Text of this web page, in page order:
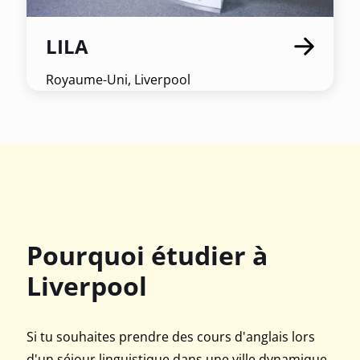
LILA
Royaume-Uni, Liverpool
Pourquoi étudier à
Liverpool
Si tu souhaites prendre des cours d'anglais lors